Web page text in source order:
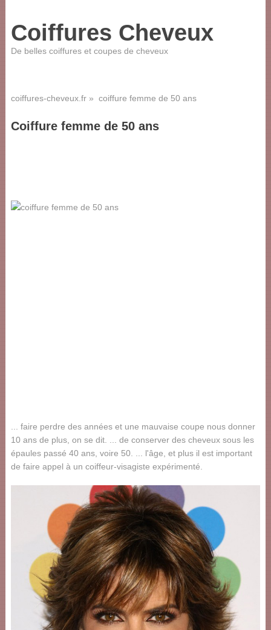
Coiffures Cheveux
De belles coiffures et coupes de cheveux
coiffures-cheveux.fr» coiffure femme de 50 ans
Coiffure femme de 50 ans
... faire perdre des années et une mauvaise coupe nous donner
10 ans de plus, on se dit. ... de conserver des cheveux sous les
épaules passé 40 ans, voire 50. ... l'âge, et plus il est important
de faire appel à un coiffeur-visagiste expérimenté.